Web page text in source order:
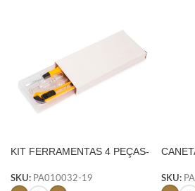
KIT FERRAMENTAS 4 PEÇAS-
SKU: PA010032-19 SKU: